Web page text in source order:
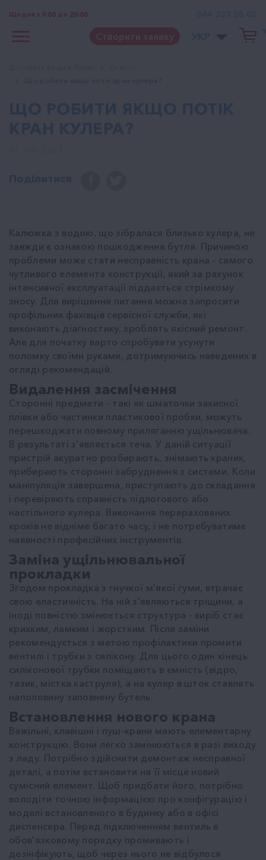
Щодня з 8:00 до 20:00
Створити заявку
Калюжка з водою, що зібралася близько кулера, не
завжди є ознакою пошкодження бутля. Причиною
проблеми може стати несправність крана - самого
чутливого елемента конструкції, який за рахунок
інтенсивної експлуатації піддається стрімкому
зносу. Для вирішення питання можна запросити
профільних фахівців сервісної служби, які
виконають діагностику, зроблять якісний ремонт.
Але для початку варто спробувати усунути
поломку своїми руками, дотримуючись наведених в
огляді рекомендацій.
Видалення засмічення
Сторонні предмети - такі як шматочки захисної
плівки або частинки пластикової пробки, можуть
перешкоджати повному приляганню ущільнювача.
В результаті з'являється теча. У даній ситуації
пристрій акуратно розбирають, знімають краник,
прибирають сторонні забруднення з системи. Коли
маніпуляція завершена, приступають до складання
і перевіряють справність підлогового або
настільного кулера. Виконання перерахованих
кроків не відніме багато часу, і не потребуватиме
наявності професійних інструментів.
Заміна ущільнювальної
прокладки
Згодом прокладка з гнучкої м'якої гуми, втрачає
свою еластичність. На ній з'являються тріщини, а
іноді повністю змінюється структура - виріб стає
крихким, ламким і жорстким. Після заміни
рекомендується з метою профілактики промити
вентилі і трубки з силікону. Для цього один кінець
силіконової трубки поміщають в ємність (відро,
тазик, містка каструля), а на кулер в шток ставлять
наполовину заповнену бутель.
Встановлення нового крана
Важільні, клавішні і пуш-крани мають елементарну
конструкцію. Вони легко замінюються в разі виходу
з ладу. Потрібно здійснити демонтаж несправної
деталі, а потім встановити на її місце новий
сумісний елемент. Щоб придбати його, потрібно
володіти точною інформацією про конфігурацію і
моделі встановленого в будинку або в офісі
диспенсера. Перед підключенням вентиль в
обов'язковому порядку промивають і
дезінфікують, щоб через нього не відбулося